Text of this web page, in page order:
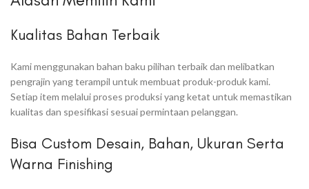
Kualitas Bahan Terbaik
Kami menggunakan bahan baku pilihan terbaik dan melibatkan
pengrajin yang terampil untuk membuat produk-produk kami.
Setiap item melalui proses produksi yang ketat untuk memastikan
kualitas dan spesifikasi sesuai permintaan pelanggan.
Bisa Custom Desain, Bahan, Ukuran Serta
Warna Finishing